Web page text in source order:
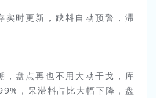
实时更新，缺料自动预警，滞
，盘点再也不用大动干戈，库
，呆滞料占比大幅下降，盘